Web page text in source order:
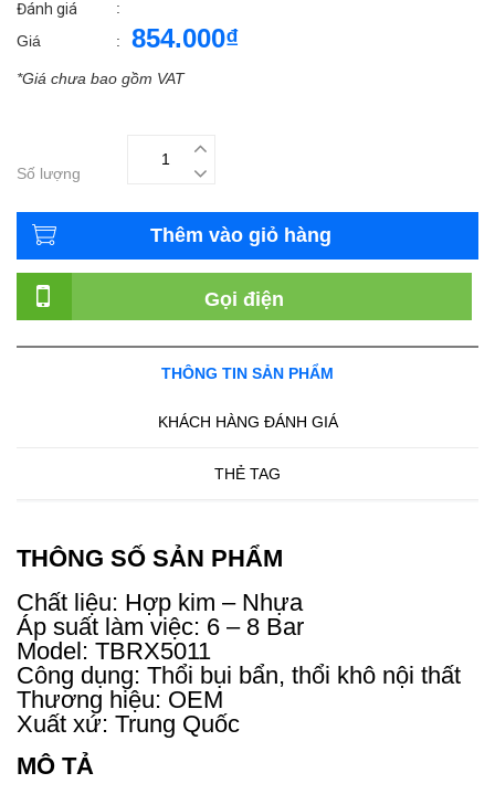
Đánh giá
:
Giá
: 854.000₫
*Giá chưa bao gồm VAT
Số lượng
Thêm vào giỏ hàng
Gọi điện
THÔNG TIN SẢN PHẨM
KHÁCH HÀNG ĐÁNH GIÁ
THẺ TAG
THÔNG SỐ SẢN PHẨM
Chất liệu: Hợp kim – Nhựa
Áp suất làm việc: 6 – 8 Bar
Model: TBRX5011
Công dụng: Thổi bụi bẩn, thổi khô nội thất
Thương hiệu: OEM
Xuất xứ: Trung Quốc
MÔ TẢ